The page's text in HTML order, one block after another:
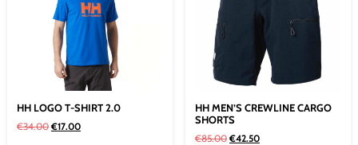
HH LOGO T-SHIRT 2.0
€34.00 €17.00
HH MEN’S CREWLINE CARGO
SHORTS
€85.00 €42.50